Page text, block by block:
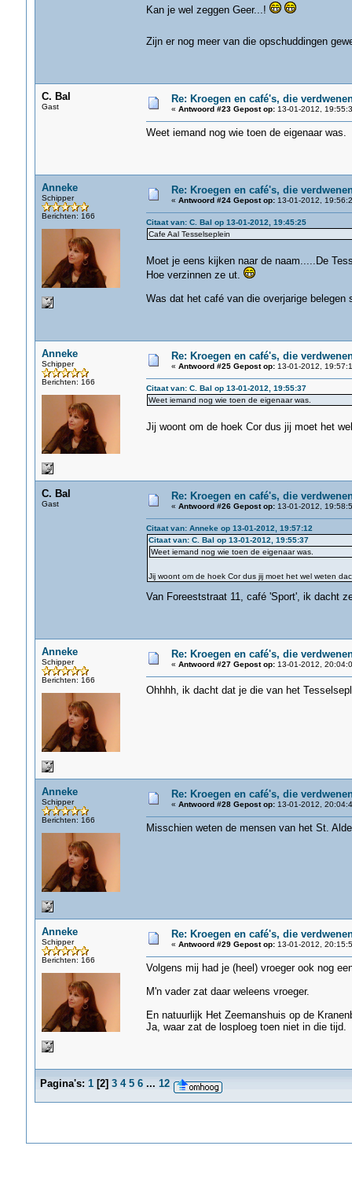
Kan je wel zeggen Geer...!
Zijn er nog meer van die opschuddingen
C. Bal
Gast
Re: Kroegen en café's, die
« Antwoord #23 Gepost op:13-01-2012,
Weet iemand nog wie toen de eigenaar was.
Anneke
Schipper
Berichten: 166
Re: Kroegen en café's, die
« Antwoord #24 Gepost op:13-01-2012,
Citaat van: C. Bal op 13-01-2012, 19:45:25
Cafe Aal Tesselseplein
Moet je eens kijken naar de naam.....De
Hoe verzinnen ze ut.
Was dat het café van die overjarige belegen
Anneke
Schipper
Berichten: 166
Re: Kroegen en café's, die
« Antwoord #25 Gepost op:13-01-2012,
Citaat van: C. Bal op 13-01-2012, 19:55:37
Weet iemand nog wie toen de eigenaar was.
Jij woont om de hoek Cor dus jij moet het
C. Bal
Gast
Re: Kroegen en café's, die
« Antwoord #26 Gepost op:13-01-2012,
Citaat van: Anneke op 13-01-2012, 19:57:12
Citaat van: C. Bal op 13-01-2012, 19:55:37
Weet iemand nog wie toen de eigenaar was.
Jij woont om de hoek Cor dus jij moet het wel weten
Van Foreeststraat 11, café 'Sport', ik dacht
Anneke
Schipper
Berichten: 166
Re: Kroegen en café's, die
« Antwoord #27 Gepost op:13-01-2012,
Ohhhh, ik dacht dat je die van het
Anneke
Schipper
Berichten: 166
Re: Kroegen en café's, die
« Antwoord #28 Gepost op:13-01-2012,
Misschien weten de mensen van het St.
Anneke
Schipper
Berichten: 166
Re: Kroegen en café's, die
« Antwoord #29 Gepost op:13-01-2012,
Volgens mij had je (heel) vroeger ook nog
M'n vader zat daar weleens vroeger.
En natuurlijk Het Zeemanshuis op de
Ja, waar zat de losploeg toen niet in die tijd.
Pagina's: 1[2] 3 4 5 6 ... 12